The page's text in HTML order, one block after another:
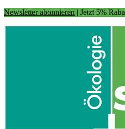
Newsletter abonnieren | Jetzt 5%